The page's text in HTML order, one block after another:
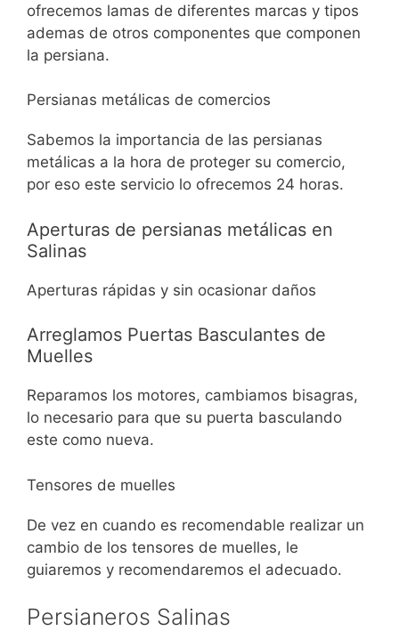
ofrecemos lamas de diferentes marcas y tipos
ademas de otros componentes que componen
la persiana.
Persianas metálicas de comercios
Sabemos la importancia de las persianas
metálicas a la hora de proteger su comercio,
por eso este servicio lo ofrecemos 24 horas.
Aperturas de persianas metálicas en
Salinas
Aperturas rápidas y sin ocasionar daños
Arreglamos Puertas Basculantes de
Muelles
Reparamos los motores, cambiamos bisagras,
lo necesario para que su puerta basculando
este como nueva.
Tensores de muelles
De vez en cuando es recomendable realizar un
cambio de los tensores de muelles, le
guiaremos y recomendaremos el adecuado.
Persianeros Salinas